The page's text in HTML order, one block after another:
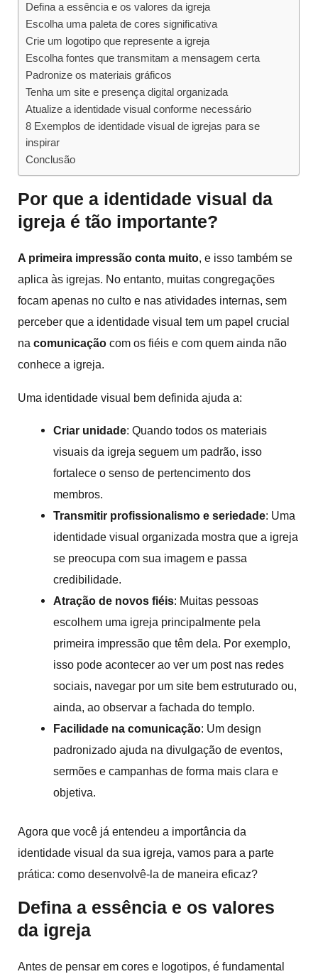
Defina a essência e os valores da igreja
Escolha uma paleta de cores significativa
Crie um logotipo que represente a igreja
Escolha fontes que transmitam a mensagem certa
Padronize os materiais gráficos
Tenha um site e presença digital organizada
Atualize a identidade visual conforme necessário
8 Exemplos de identidade visual de igrejas para se
inspirar
Conclusão
Por que a identidade visual da
igreja é tão importante?
A primeira impressão conta muito, e isso também se
aplica às igrejas. No entanto, muitas congregações
focam apenas no culto e nas atividades internas, sem
perceber que a identidade visual tem um papel crucial
nacomunicaçãocom os fiéis e com quem ainda não
conhece a igreja.
Uma identidade visual bem definida ajuda a:
Criar unidade: Quando todos os materiais
visuais da igreja seguem um padrão, isso
fortalece o senso de pertencimento dos
membros.
Transmitir profissionalismo e seriedade: Uma
identidade visual organizada mostra que a igreja
se preocupa com sua imagem e passa
credibilidade.
Atração de novos fiéis: Muitas pessoas
escolhem uma igreja principalmente pela
primeira impressão que têm dela. Por exemplo,
isso pode acontecer ao ver um post nas redes
sociais, navegar por um site bem estruturado ou,
ainda, ao observar a fachada do templo.
Facilidade na comunicação: Um design
padronizado ajuda na divulgação de eventos,
sermões e campanhas de forma mais clara e
objetiva.
Agora que você já entendeu a importância da
identidade visual da sua igreja, vamos para a parte
prática: como desenvolvê-la de maneira eficaz?
Defina a essência e os valores
da igreja
Antes de pensar em cores e logotipos, é fundamental